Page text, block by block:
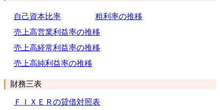
自己資本比率
粗利率の推移
売上高営業利益率の推移
売上高経常利益率の推移
売上高純利益率の推移
財務三表
ＦＩＸＥＲの貸借対照表